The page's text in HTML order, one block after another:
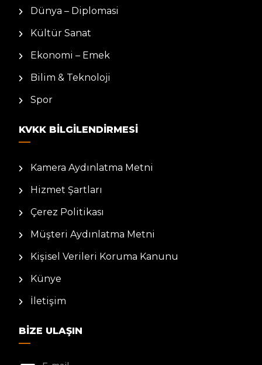
Dünya – Diplomasi
Kültür Sanat
Ekonomi – Emek
Bilim & Teknoloji
Spor
KVKK BILGILENDIRMESI
Kamera Aydınlatma Metni
Hizmet Şartları
Çerez Politikası
Müşteri Aydınlatma Metni
Kişisel Verileri Koruma Kanunu
Künye
İletişim
BIZE ULAŞIN